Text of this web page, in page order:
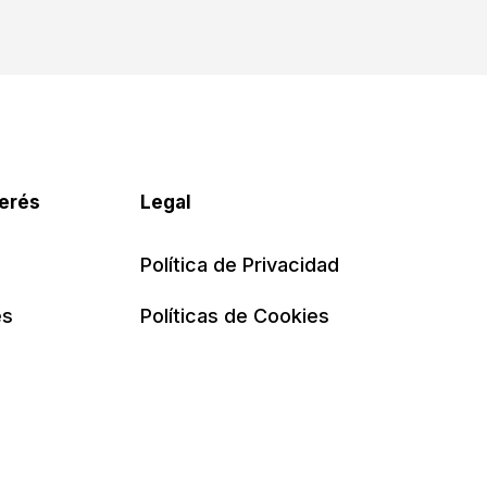
Legal
Política de Privacidad
Políticas de Cookies